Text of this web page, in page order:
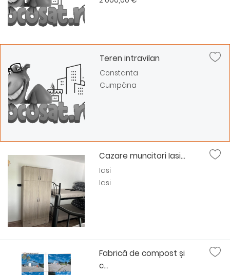
Teren intravilan
Constanta
Cumpăna
Cazare muncitori Iasi...
Iasi
Iasi
Fabrică de compost și
c...